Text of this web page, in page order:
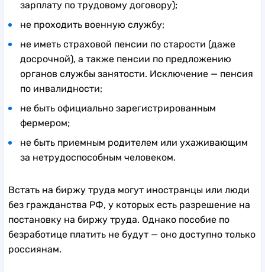
зарплату по трудовому договору);
не проходить военную службу;
не иметь страховой пенсии по старости (даже
досрочной), а также пенсии по предложению
органов службы занятости. Исключение — пенсия
по инвалидности;
не быть официально зарегистрированным
фермером;
не быть приемным родителем или ухаживающим
за нетрудоспособным человеком.
Встать на биржу труда могут иностранцы или люди
без гражданства РФ, у которых есть разрешение на
постановку на биржу труда. Однако пособие по
безработице платить не будут — оно доступно только
россиянам.